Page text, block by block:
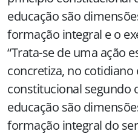
educação são
formação integral e o
“Trata-se de uma ação
concretiza, no
constitucional segundo
educação são
formação integral do